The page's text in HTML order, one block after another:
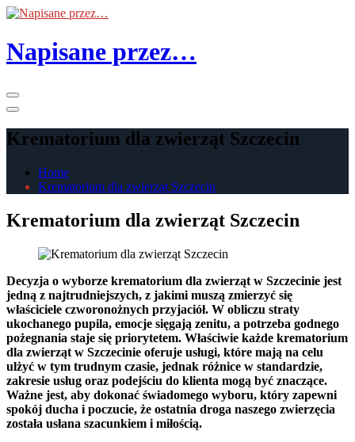
Skip
the
content
Napisane przez…
Krematorium dla zwierząt Szczecin
Home
Krematorium dla zwierząt Szczecin
Krematorium dla zwierząt Szczecin
Decyzja o wyborze krematorium dla zwierząt w Szczecinie jest
jedną z najtrudniejszych, z jakimi muszą zmierzyć się
właściciele czworonożnych przyjaciół. W obliczu straty
ukochanego pupila, emocje sięgają zenitu, a potrzeba godnego
pożegnania staje się priorytetem. Właściwie każde krematorium
dla zwierząt w Szczecinie oferuje usługi, które mają na celu
ulżyć w tym trudnym czasie, jednak różnice w standardzie,
zakresie usług oraz podejściu do klienta mogą być znaczące.
Ważne jest, aby dokonać świadomego wyboru, który zapewni
spokój ducha i poczucie, że ostatnia droga naszego zwierzęcia
została usłana szacunkiem i miłością.